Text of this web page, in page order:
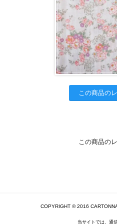
この商品の
この商品の
COPYRIGHT © 2016
当サイトでは、通